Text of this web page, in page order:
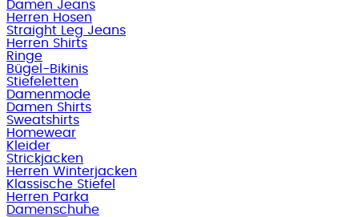
Damen Jeans
Herren Hosen
Straight Leg Jeans
Herren Shirts
Ringe
Bügel-Bikinis
Stiefeletten
Damenmode
Damen Shirts
Sweatshirts
Homewear
Kleider
Strickjacken
Herren Winterjacken
Klassische Stiefel
Herren Parka
Damenschuhe